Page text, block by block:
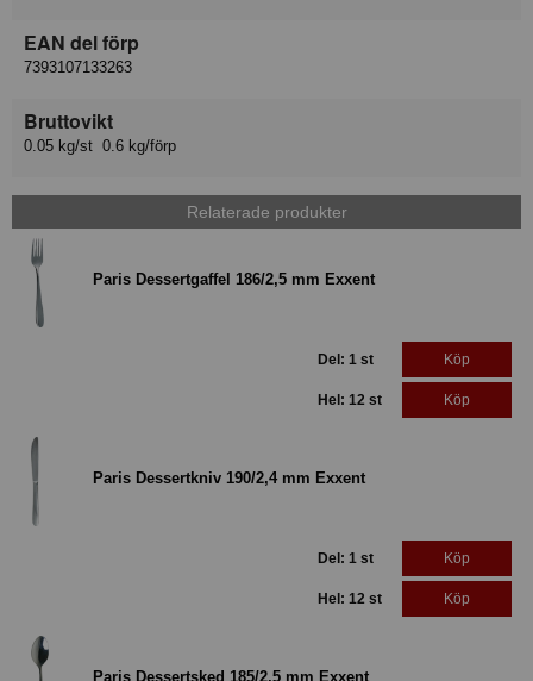
EAN del förp
7393107133263
Bruttovikt
0.05 kg/st 0.6 kg/förp
Relaterade produkter
Paris Dessertgaffel 186/2,5 mm Exxent
Del: 1 st Köp
Hel: 12 st Köp
Paris Dessertkniv 190/2,4 mm Exxent
Del: 1 st Köp
Hel: 12 st Köp
Paris Dessertsked 185/2,5 mm Exxent